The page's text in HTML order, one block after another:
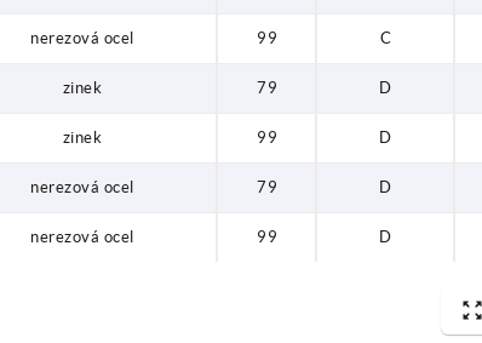
nerezová ocel 99 C
zinek 79 D
zinek 99 D
nerezová ocel 79 D
nerezová ocel 99 D